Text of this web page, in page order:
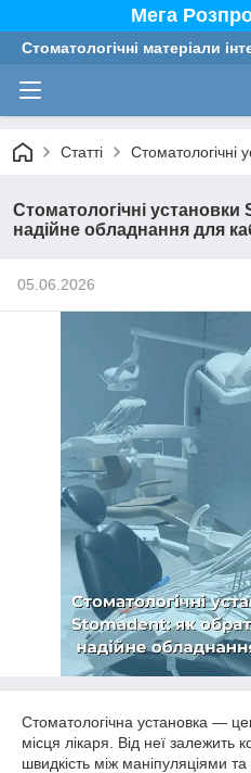
Мега
Стоматологічні матеріали
Статті Стоматологічні
Стоматологічні установки
надійне обладнання для
05.06.2026
Стоматологічна установка —
місця лікаря. Від неї залежить
швидкість між маніпуляціями